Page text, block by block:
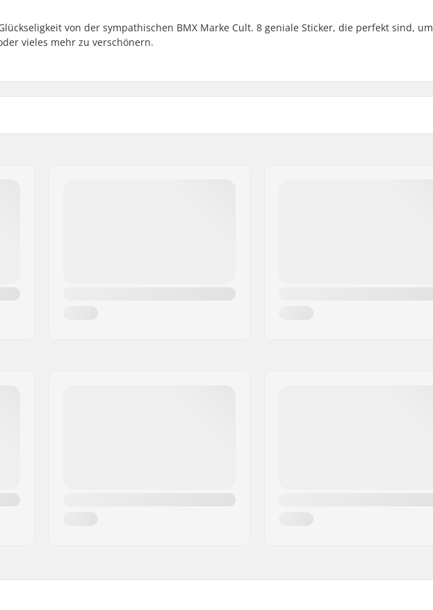
von der sympathischen BMX Marke Cult. 8 geniale Sticker, die perfekt sind, um
vieles mehr zu verschönern.